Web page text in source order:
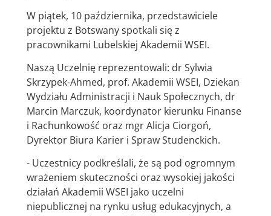
W piątek, 10 października, przedstawiciele
projektu z Botswany spotkali się z
pracownikami Lubelskiej Akademii WSEI.
Naszą Uczelnię reprezentowali: dr Sylwia
Skrzypek-Ahmed, prof. Akademii WSEI, Dziekan
Wydziału Administracji i Nauk Społecznych, dr
Marcin Marczuk, koordynator kierunku Finanse
i Rachunkowość oraz mgr Alicja Ciorgoń,
Dyrektor Biura Karier i Spraw Studenckich.
- Uczestnicy podkreślali, że są pod ogromnym
wrażeniem skuteczności oraz wysokiej jakości
działań Akademii WSEI jako uczelni
niepublicznej na rynku usług edukacyjnych, a